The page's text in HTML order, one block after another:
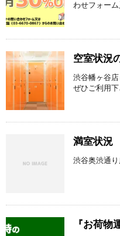
わせフォー
空室状況
渋谷幡ヶ谷店
ぜひご利用
満室状況
渋谷奥渋通
『お荷物